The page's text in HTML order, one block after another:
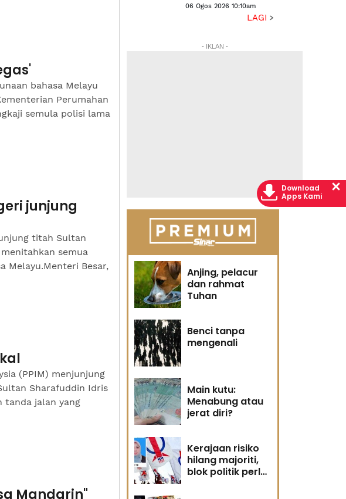
bahasa Melayu
Perumahan
semula polisi lama
junjung
titah Sultan
semua
Melayu.Menteri Besar,
(PPIM) menjunjung
Sharafuddin Idris
tanda jalan yang
Mandarin"
06 Ogos 2026 10:10am
LAGI
- IKLAN -
Anjing, pelacur
dan rahmat
Tuhan
Benci tanpa
mengenali
Main kutu:
Menabung atau
jerat diri?
Kerajaan risiko
hilang majoriti,
blok politik perlu
Download
Apps Kami